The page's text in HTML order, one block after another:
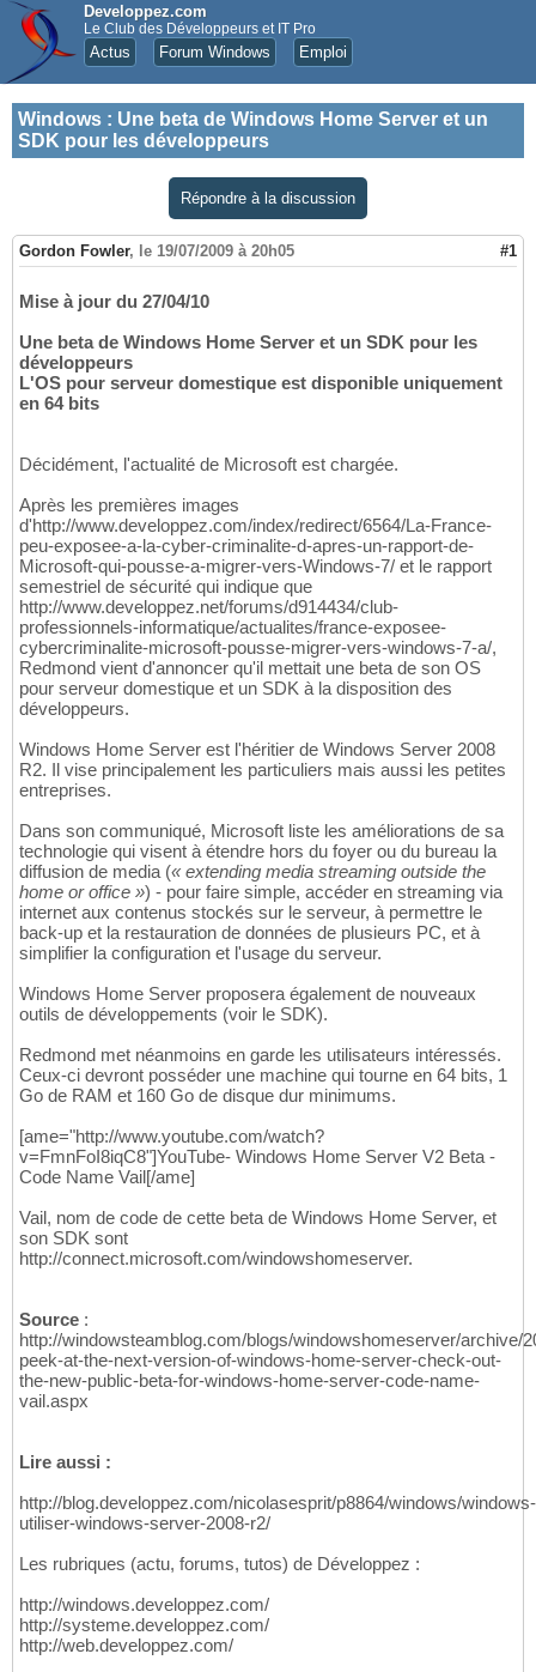
Developpez.com
Le Club des Développeurs et IT Pro
Actus Forum Windows Emploi
Windows : Une beta de Windows Home Server et un
SDK pour les développeurs
Répondre à la discussion
Gordon Fowler, le 19/07/2009 à 20h05 #1
Mise à jour du 27/04/10
Une beta de Windows Home Server et un SDK pour les
développeurs
L'OS pour serveur domestique est disponible uniquement
en 64 bits
Décidément, l'actualité de Microsoft est chargée.
Après les premières images
d'http://www.developpez.com/index/redirect/6564/La-France-
peu-exposee-a-la-cyber-criminalite-d-apres-un-rapport-de-
Microsoft-qui-pousse-a-migrer-vers-Windows-7/ et le rapport
semestriel de sécurité qui indique que
http://www.developpez.net/forums/d914434/club-
professionnels-informatique/actualites/france-exposee-
cybercriminalite-microsoft-pousse-migrer-vers-windows-7-a/,
Redmond vient d'annoncer qu'il mettait une beta de son OS
pour serveur domestique et un SDK à la disposition des
développeurs.
Windows Home Server est l'héritier de Windows Server 2008
R2. Il vise principalement les particuliers mais aussi les petites
entreprises.
Dans son communiqué, Microsoft liste les améliorations de sa
technologie qui visent à étendre hors du foyer ou du bureau la
diffusion de media (« extending media streaming outside the
home or office ») - pour faire simple, accéder en streaming via
internet aux contenus stockés sur le serveur, à permettre le
back-up et la restauration de données de plusieurs PC, et à
simplifier la configuration et l'usage du serveur.
Windows Home Server proposera également de nouveaux
outils de développements (voir le SDK).
Redmond met néanmoins en garde les utilisateurs intéressés.
Ceux-ci devront posséder une machine qui tourne en 64 bits, 1
Go de RAM et 160 Go de disque dur minimums.
[ame="http://www.youtube.com/watch?
v=FmnFoI8iqC8"]YouTube- Windows Home Server V2 Beta -
Code Name Vail[/ame]
Vail, nom de code de cette beta de Windows Home Server, et
son SDK sont
http://connect.microsoft.com/windowshomeserver.
Source :
http://windowsteamblog.com/blogs/windowshomeserver/archive/
peek-at-the-next-version-of-windows-home-server-check-out-
the-new-public-beta-for-windows-home-server-code-name-
vail.aspx
Lire aussi :
http://blog.developpez.com/nicolasesprit/p8864/windows/windows-
utiliser-windows-server-2008-r2/
Les rubriques (actu, forums, tutos) de Développez :
http://windows.developpez.com/
http://systeme.developpez.com/
http://web.developpez.com/